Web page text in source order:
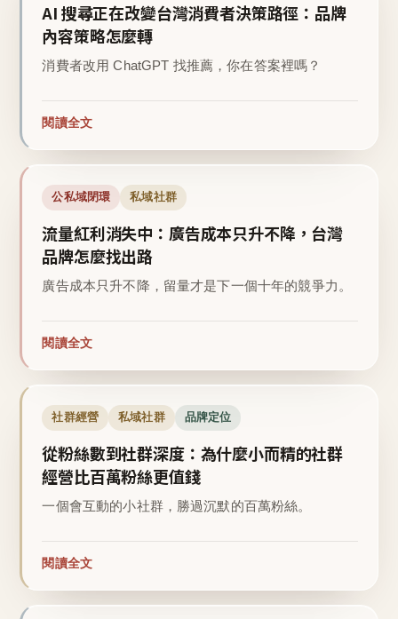
AI 搜尋正在改變台灣消費者決策路徑：品牌
內容策略怎麼轉
消費者改用 ChatGPT 找推薦，你在答案裡嗎？
閱讀全文
公私域閉環 私域社群
流量紅利消失中：廣告成本只升不降，台灣
品牌怎麼找出路
廣告成本只升不降，留量才是下一個十年的競爭力。
閱讀全文
社群經營 私域社群 品牌定位
從粉絲數到社群深度：為什麼小而精的社群
經營比百萬粉絲更值錢
一個會互動的小社群，勝過沉默的百萬粉絲。
閱讀全文